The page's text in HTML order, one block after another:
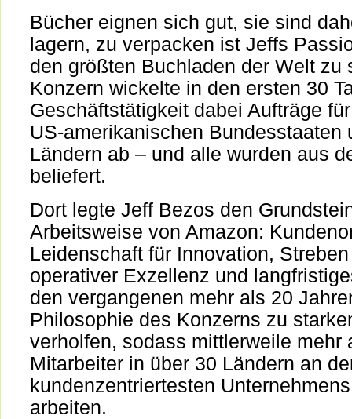
Bücher eignen sich gut, sie sind
lagern, zu verpacken ist Jeffs
den größten Buchladen der Welt zu
Konzern wickelte in den ersten 30
Geschäftstätigkeit dabei Aufträge
US-amerikanischen Bundesstaaten
Ländern ab – und alle wurden aus
beliefert.
Dort legte Jeff Bezos den
Arbeitsweise von Amazon:
Leidenschaft für Innovation,
operativer Exzellenz und
den vergangenen mehr als 20
Philosophie des Konzerns zu
verholfen, sodass mittlerweile mehr
Mitarbeiter in über 30 Ländern an
kundenzentriertesten
arbeiten.